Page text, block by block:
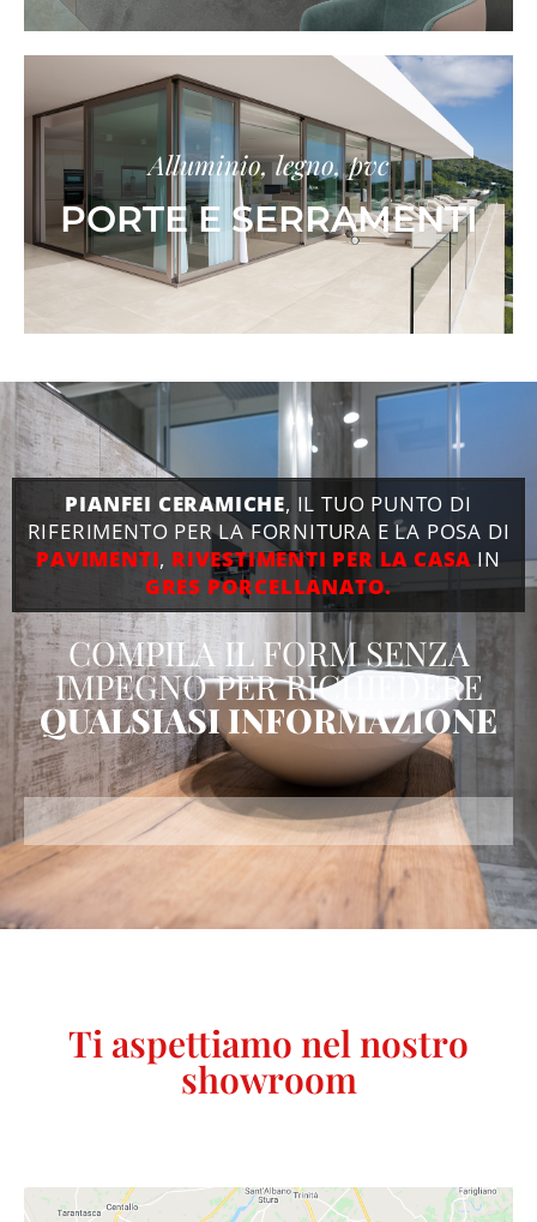
Alluminio, legno, pvc
PORTE E SERRAMENTI
PIANFEI CERAMICHE, IL TUO PUNTO DI
RIFERIMENTO PER LA FORNITURA E LA POSA DI
PAVIMENTI, RIVESTIMENTI PER LA CASA IN
GRES PORCELLANATO.
COMPILA IL FORM SENZA
IMPEGNO PER RICHIEDERE
QUALSIASI INFORMAZIONE
Ti aspettiamo nel nostro
showroom